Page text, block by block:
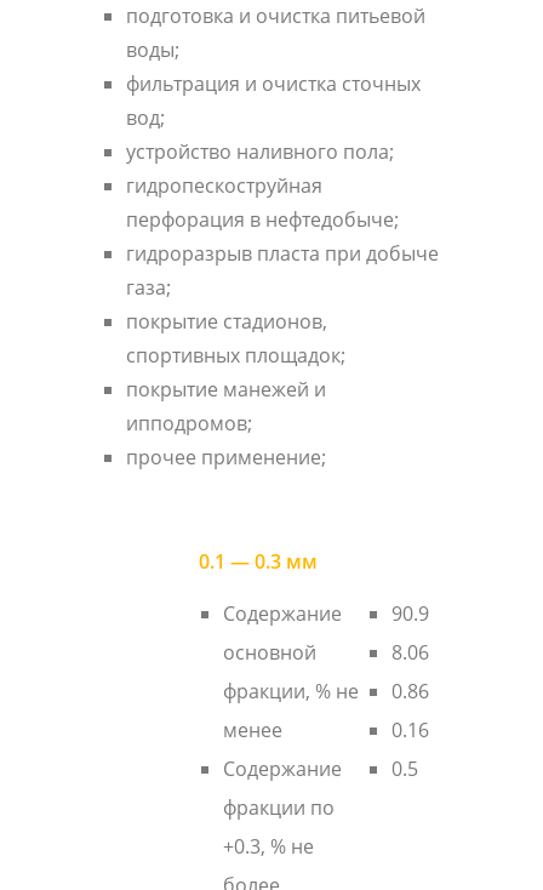
подготовка и очистка питьевой
воды;
фильтрация и очистка сточных
вод;
устройство наливного пола;
гидропескоструйная
перфорация в нефтедобыче;
гидроразрыв пласта при добыче
газа;
покрытие стадионов,
спортивных площадок;
покрытие манежей и
ипподромов;
прочее применение;
0.1 — 0.3 мм
Содержание
основной
фракции, % не
менее
Содержание
фракции по
+0.3, % не
90.9
8.06
0.86
0.16
0.5